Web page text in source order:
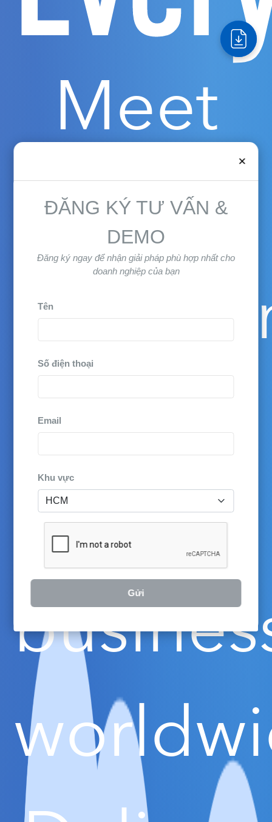
×
ĐĂNG KÝ TƯ VẤN &
DEMO
Đăng ký ngay để nhận giải pháp phù hợp nhất cho
doanh nghiệp của bạn
Tên
Số điện thoại
Email
Khu vực
Gửi
Meet
the
needs
of